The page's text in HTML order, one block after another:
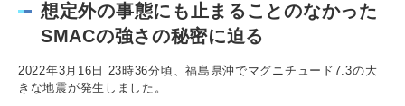
想定外の事態にも止まることのなかった
SMACの強さの秘密に迫る
2022年3月16日 23時36分頃、福島県沖でマグニチュード7.3の大
きな地震が発生しました。